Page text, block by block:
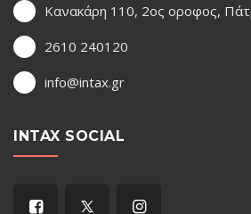
Κανακάρη 110, 2ος οροφος,
2610 240120
info@intax.gr
INTAX SOCIAL